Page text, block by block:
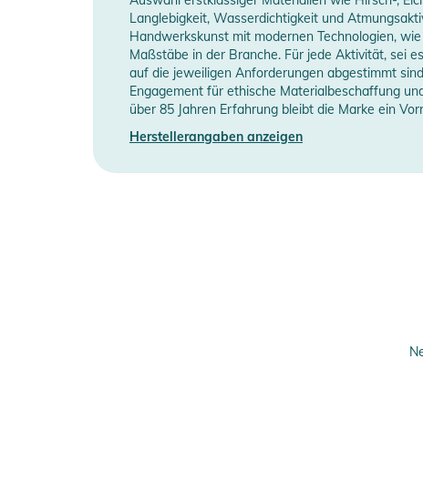
- Alltag Winter
- Snowboard
Eigenschaften:
- Langer Handschuh fürs Ski-/Snowboardfahren.
- Herausnehmbares Fleecefutter mit wärmender
- PU Grip-Synthetikgewebe mit Polyurethan für
Produktinformationen und
Gebrauchsanweisungen, Sicherheitshinweise und
Manufacturer
Information
Herstellerangaben
Langlebigkeit, Wasserdichtigkeit und
Handwerkskunst mit modernen Technologien,
Maßstäbe in der Branche. Für jede Aktivität, sei
auf die jeweiligen Anforderungen abgestimmt
Engagement für ethische Materialbeschaffung
über 85 Jahren Erfahrung bleibt die Marke ein
Herstellerangaben anzeigen